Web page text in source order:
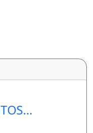
Escola,
- ME